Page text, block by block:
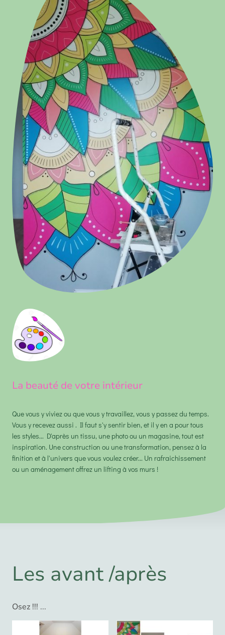
La beauté de votre intérieur
Que vous y viviez ou que vous y travaillez, vous y passez du temps.
Vous y recevez aussi . Il faut s'y sentir bien, et il y en a pour tous
les styles... D'après un tissu, une photo ou un magasine, tout est
inspiration. Une construction ou une transformation, pensez à la
finition et à l'univers que vous voulez créer... Un rafraichissement
ou un aménagement offrez un lifting à vos murs !
Les avant /après
Osez !!! ...